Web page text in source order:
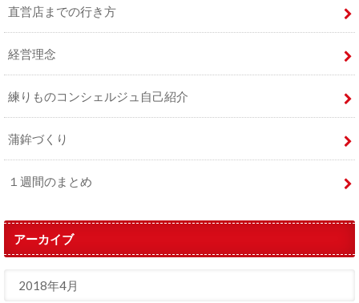
直営店までの行き方
経営理念
練りものコンシェルジュ自己紹介
蒲鉾づくり
１週間のまとめ
アーカイブ